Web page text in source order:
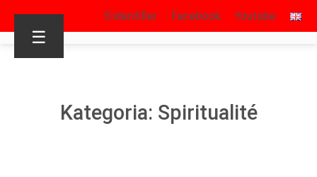
S’identifier Facebook Youtube
☰
Kategoria: Spiritualité